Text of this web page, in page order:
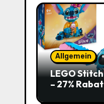
Allgemein
LEGO
– 27%